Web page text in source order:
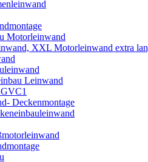
Motorleinwand
XXL Motorleinwand extra
Leinwand
Deckenmontage